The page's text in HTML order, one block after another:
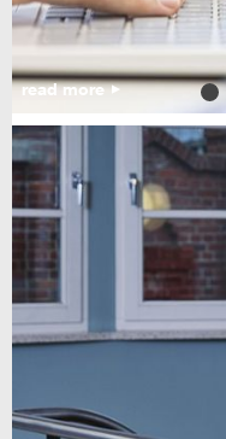
read more